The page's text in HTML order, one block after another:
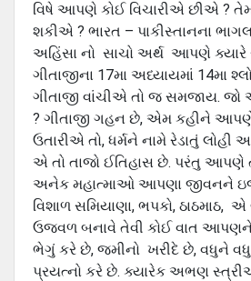
વિષે આપણે કોઈ વિચારીએ છીએ ?
શકીએ ? ભારત – પાકીસ્તાનના
અહિંસા નો સાચો અર્થ આપણે
ગીતાજીના 17મા અધ્યાયમાં 14મા
ગીતાજી વાંચીએ તો જ સમજાય. જો
? ગીતાજી ગહન છે, એમ કહીને આપણે
ઉતારીએ તો, ધર્મને નામે રેડાતું
એ તો તાજો ઈતિહાસ છે. પરંતુ આપણે
અનેક મહાત્માઓ આપણા જીવનને
વિશાળ સમિયાણા, ભપકો,
ઉજ્વળ બનાવે તેવી કોઈ વાત આપણને
ભેગું કરે છે, જમીનો ખરીદે છે, વધુને વધુ
પ્રયત્નો કરે છે. ક્યારેક અભણ